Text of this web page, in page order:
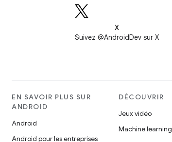
X
Suivez @AndroidDev sur X
EN SAVOIR PLUS SUR
ANDROID
Android
Android pour les entreprises
DÉCOUVRIR
Jeux vidéo
Machine learning